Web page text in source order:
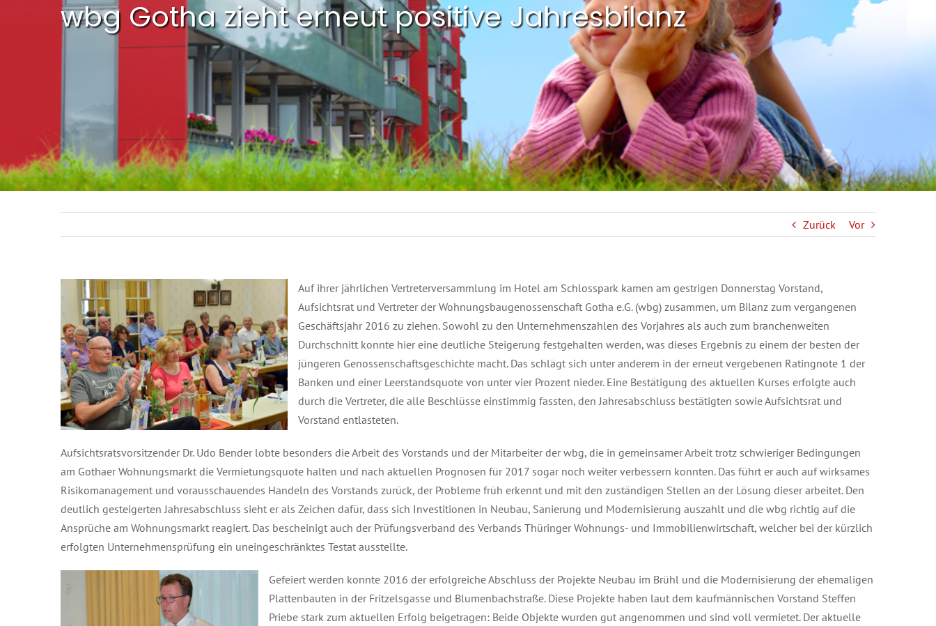
wbg Gotha zieht erneut positive Jahresbilanz
Zurück Vor
Auf ihrer jährlichen Vertreterversammlung im Hotel am Schlosspark kamen am gestrigen Donnerstag Vorstand,
Aufsichtsrat und Vertreter der Wohnungsbaugenossenschaft Gotha e.G. (wbg) zusammen, um Bilanz zum vergangenen
Geschäftsjahr 2016 zu ziehen. Sowohl zu den Unternehmenszahlen des Vorjahres als auch zum branchenweiten
Durchschnitt konnte hier eine deutliche Steigerung festgehalten werden, was dieses Ergebnis zu einem der besten der
jüngeren Genossenschaftsgeschichte macht. Das schlägt sich unter anderem in der erneut vergebenen Ratingnote 1 der
Banken und einer Leerstandsquote von unter vier Prozent nieder. Eine Bestätigung des aktuellen Kurses erfolgte auch
durch die Vertreter, die alle Beschlüsse einstimmig fassten, den Jahresabschluss bestätigten sowie Aufsichtsrat und
Vorstand entlasteten.
Aufsichtsratsvorsitzender Dr. Udo Bender lobte besonders die Arbeit des Vorstands und der Mitarbeiter der wbg, die in gemeinsamer Arbeit trotz schwieriger Bedingungen
am Gothaer Wohnungsmarkt die Vermietungsquote halten und nach aktuellen Prognosen für 2017 sogar noch weiter verbessern konnten. Das führt er auch auf wirksames
Risikomanagement und vorausschauendes Handeln des Vorstands zurück, der Probleme früh erkennt und mit den zuständigen Stellen an der Lösung dieser arbeitet. Den
deutlich gesteigerten Jahresabschluss sieht er als Zeichen dafür, dass sich Investitionen in Neubau, Sanierung und Modernisierung auszahlt und die wbg richtig auf die
Ansprüche am Wohnungsmarkt reagiert. Das bescheinigt auch der Prüfungsverband des Verbands Thüringer Wohnungs- und Immobilienwirtschaft, welcher bei der kürzlich
erfolgten Unternehmensprüfung ein uneingeschränktes Testat ausstellte.
Gefeiert werden konnte 2016 der erfolgreiche Abschluss der Projekte Neubau im Brühl und die Modernisierung der ehemaligen
Plattenbauten in der Fritzelsgasse und Blumenbachstraße. Diese Projekte haben laut dem kaufmännischen Vorstand Steffen
Priebe stark zum aktuellen Erfolg beigetragen: Beide Objekte wurden gut angenommen und sind voll vermietet. Der aktuelle